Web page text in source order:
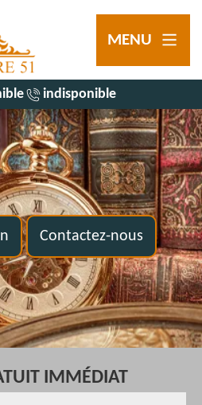
MENU
indisponible
Contactez-nous
IMMÉDIAT